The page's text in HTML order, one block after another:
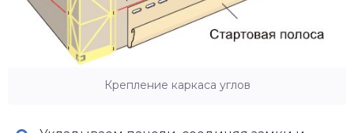
Крепление каркаса углов